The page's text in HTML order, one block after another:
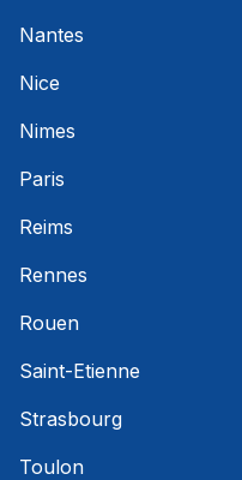
Nantes
Nice
Nimes
Paris
Reims
Rennes
Rouen
Saint-Etienne
Strasbourg
Toulon